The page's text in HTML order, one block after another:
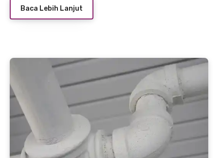
Baca Lebih Lanjut